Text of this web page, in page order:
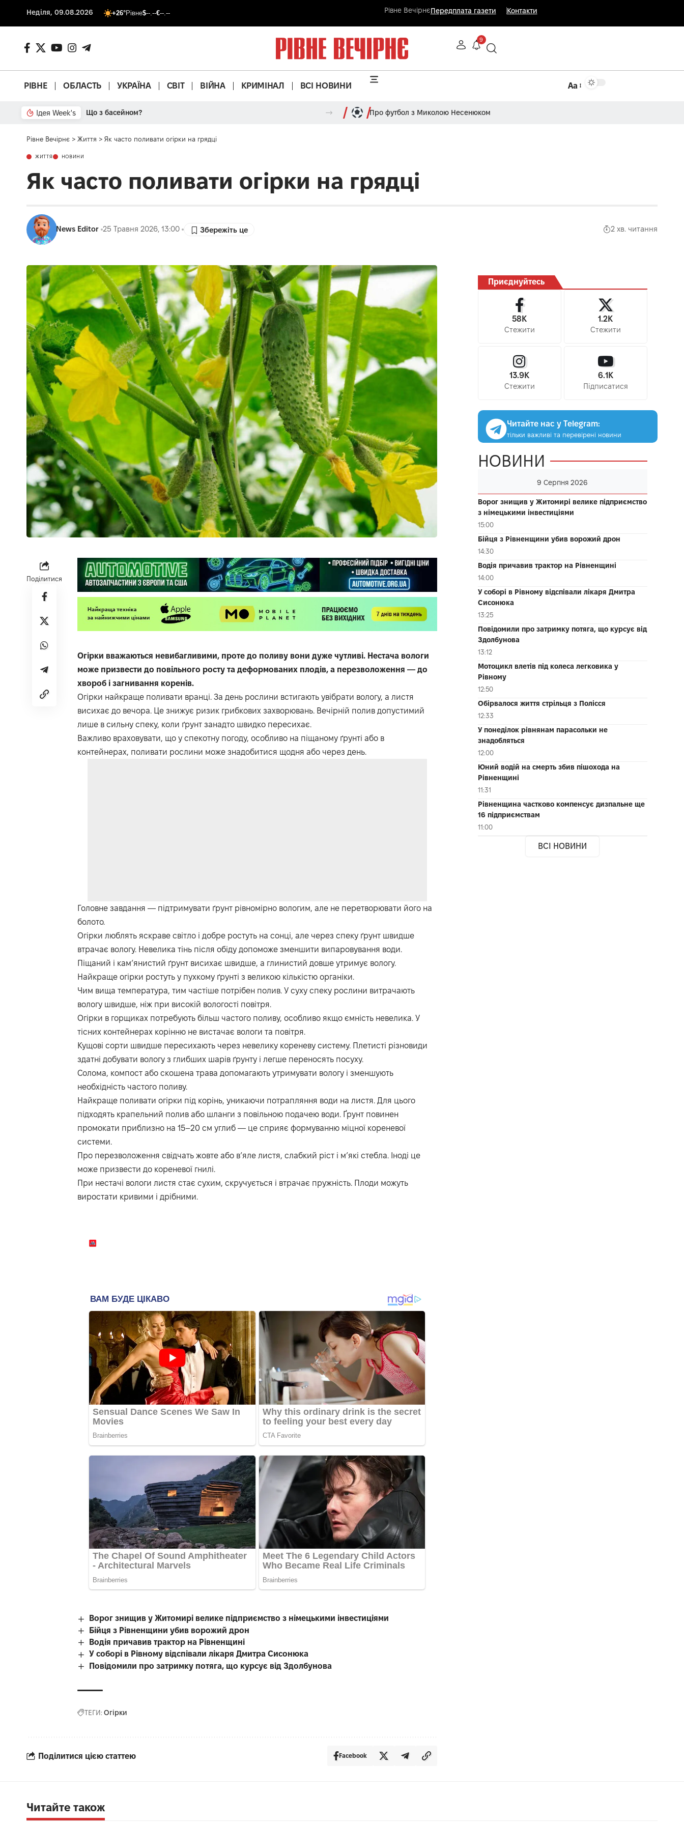
Неділя, 09.08.2026 +26°Рівне$--.--€--.-- Рівне ВечірнєПередплата газети Контакти
9
РІВНЕ ОБЛАСТЬ УКРАЇНА СВІТ ВІЙНА КРИМІНАЛ ВСІ НОВИНИ Аа
Ідея Week's Що з басейном? Про футбол з Миколою Несенюком
Рівне Вечірнє > Життя > Як часто поливати огірки на грядці
ЖИТТЯ НОВИНИ
Як часто поливати огірки на грядці
News Editor 25 Травня 2026, 13:00 2 хв. читання
Поділитися
Огірки вважаються невибагливими, проте до поливу вони дуже чутливі. Нестача вологи
може призвести до повільного росту та деформованих плодів, а перезволоження — до
хвороб і загнивання коренів.
Огірки найкраще поливати вранці. За день рослини встигають увібрати вологу, а листя
висихає до вечора. Це знижує ризик грибкових захворювань. Вечірній полив допустимий
лише в сильну спеку, коли ґрунт занадто швидко пересихає.
Важливо враховувати, що у спекотну погоду, особливо на піщаному ґрунті або в
контейнерах, поливати рослини може знадобитися щодня або через день.
Головне завдання — підтримувати ґрунт рівномірно вологим, але не перетворювати його на
болото.
Огірки люблять яскраве світло і добре ростуть на сонці, але через спеку ґрунт швидше
втрачає вологу. Невелика тінь після обіду допоможе зменшити випаровування води.
Піщаний і кам’янистий ґрунт висихає швидше, а глинистий довше утримує вологу.
Найкраще огірки ростуть у пухкому ґрунті з великою кількістю органіки.
Чим вища температура, тим частіше потрібен полив. У суху спеку рослини витрачають
вологу швидше, ніж при високій вологості повітря.
Огірки в горщиках потребують більш частого поливу, особливо якщо ємність невелика. У
тісних контейнерах корінню не вистачає вологи та повітря.
Кущові сорти швидше пересихають через невелику кореневу систему. Плетисті різновиди
здатні добувати вологу з глибших шарів ґрунту і легше переносять посуху.
Солома, компост або скошена трава допомагають утримувати вологу і зменшують
необхідність частого поливу.
Найкраще поливати огірки під корінь, уникаючи потрапляння води на листя. Для цього
підходять крапельний полив або шланги з повільною подачею води. Ґрунт повинен
промокати приблизно на 15–20 см углиб — це сприяє формуванню міцної кореневої
системи.
Про перезволоження свідчать жовте або в’яле листя, слабкий ріст і м’які стебла. Іноді це
може призвести до кореневої гнилі.
При нестачі вологи листя стає сухим, скручується і втрачає пружність. Плоди можуть
виростати кривими і дрібними.
Ворог знищив у Житомирі велике підприємство з німецькими інвестиціями
Бійця з Рівненщини убив ворожий дрон
Водія причавив трактор на Рівненщині
У соборі в Рівному відспівали лікаря Дмитра Сисонюка
Повідомили про затримку потяга, що курсує від Здолбунова
ТЕГИ: Огірки
Поділитися цією статтею Facebook
Приєднуйтесь
58K
Стежити
1.2K
Стежити
13.9K
Стежити
6.1K
Підписатися
Читайте нас у Telegram:
тільки важливі та перевірені новини
НОВИНИ
9 Серпня 2026
Ворог знищив у Житомирі велике підприємство
з німецькими інвестиціями
15:00
Бійця з Рівненщини убив ворожий дрон
14:30
Водія причавив трактор на Рівненщині
14:00
У соборі в Рівному відспівали лікаря Дмитра
Сисонюка
13:25
Повідомили про затримку потяга, що курсує від
Здолбунова
13:12
Мотоцикл влетів під колеса легковика у
Рівному
12:50
Обірвалося життя стрільця з Полісся
12:33
У понеділок рівнянам парасольки не
знадобляться
12:00
Юний водій на смерть збив пішохода на
Рівненщині
11:31
Рівненщина частково компенсує дизпальне ще
16 підприємствам
11:00
ВСІ НОВИНИ
Читайте також